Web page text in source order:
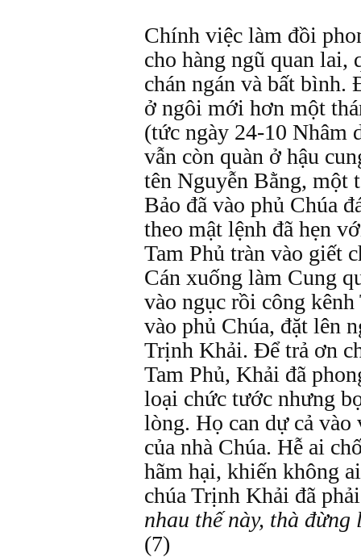
Chính việc làm đồi
cho hàng ngũ quan lai,
chán ngán và bất
ở ngôi mới hơn một
(tức ngày 24-10 Nhâm
vẫn còn quàn ở hậu
tên Nguyễn Bằng, một
Bảo đã vào phủ Chúa
theo mật lệnh đã hẹn
Tam Phủ tràn vào giết
Cán xuống làm Cung
vào ngục rồi công
vào phủ Chúa, đặt lên
Trịnh Khải. Để trả ơn
Tam Phủ, Khải đã
loại chức tước nhưng
lòng. Họ can dự cả
của nhà Chúa. Hễ ai
hãm hại, khiến không
chúa Trịnh Khải đã
nhau thế này, thà
(7)